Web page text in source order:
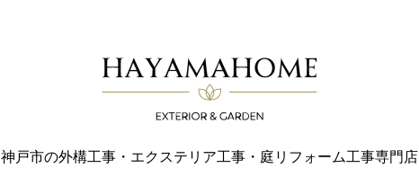
神戸市の外構工事・エクステリア工事・庭リフォーム工事専門店